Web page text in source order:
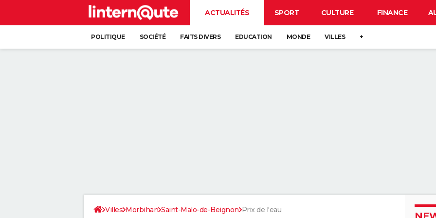
ACTUALITÉS SPORT CULTURE FINANCE
POLITIQUE SOCIÉTÉ FAITS DIVERS EDUCATION MONDE VILLES +
Villes Morbihan Saint-Malo-de-Beignon Prix de l'eau